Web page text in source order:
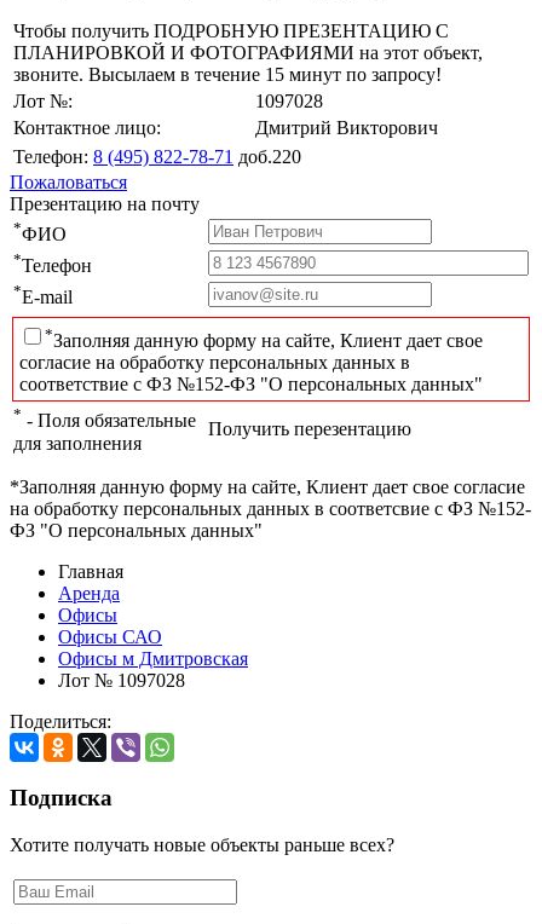
Чтобы получить ПОДРОБНУЮ ПРЕЗЕНТАЦИЮ С
ПЛАНИРОВКОЙ И ФОТОГРАФИЯМИ на этот объект,
звоните. Высылаем в течение 15 минут по запросу!
Лот №:
1097028
Контактное лицо:
Дмитрий Викторович
Телефон: 8 (495) 822-78-71 доб.220
Пожаловаться
Презентацию на почту
*ФИО
*Телефон
*E-mail
*Заполняя данную форму на сайте, Клиент дает свое
согласие на обработку персональных данных в
соответствие с ФЗ №152-ФЗ "О персональных данных"
* - Поля обязательные
для заполнения
Получить перезентацию
*Заполняя данную форму на сайте, Клиент дает свое согласие
на обработку персональных данных в соответсвие с ФЗ №152-
ФЗ "О персональных данных"
Главная
Аренда
Офисы
Офисы САО
Офисы м Дмитровская
Лот № 1097028
Поделиться:
Подписка
Хотите получать новые объекты раньше всех?